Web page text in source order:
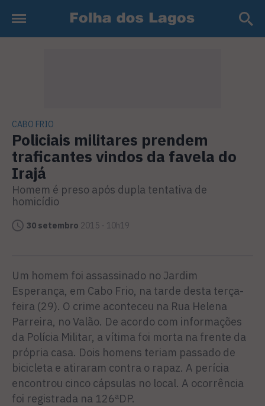
CABO FRIO
Policiais militares prendem
traficantes vindos da favela do
Irajá
Homem é preso após dupla tentativa de
homicídio
30 setembro 2015 - 10h19
Um homem foi assassinado no Jardim
Esperança, em Cabo Frio, na tarde desta terça-
feira (29). O crime aconteceu na Rua Helena
Parreira, no Valão. De acordo com informações
da Polícia Militar, a vítima foi morta na frente da
própria casa. Dois homens teriam passado de
bicicleta e atiraram contra o rapaz. A perícia
encontrou cinco cápsulas no local. A ocorrência
foi registrada na 126ªDP.